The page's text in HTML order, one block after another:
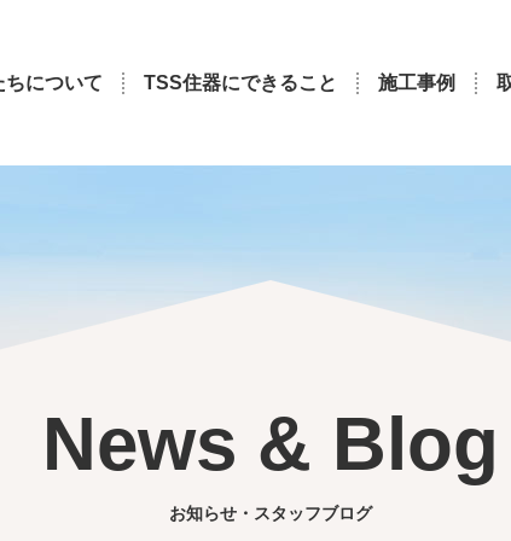
ちについて TSS住器にできること 施工事例
News & Blog
お知らせ・スタッフブログ